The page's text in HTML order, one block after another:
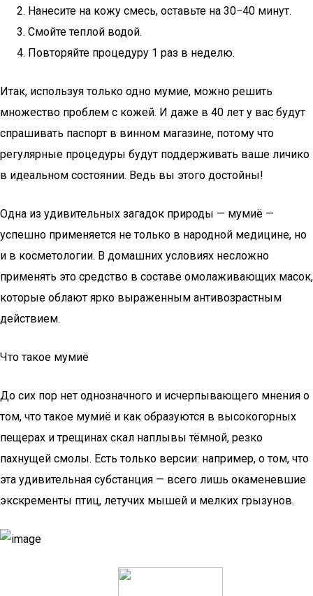
Нанесите на кожу смесь, оставьте на 30−40 минут.
Смойте теплой водой.
Повторяйте процедуру 1 раз в неделю.
Итак, используя только одно мумие, можно решить
множество проблем с кожей. И даже в 40 лет у вас будут
спрашивать паспорт в винном магазине, потому что
регулярные процедуры будут поддерживать ваше личико
в идеальном состоянии. Ведь вы этого достойны!
Одна из удивительных загадок природы — мумиё —
успешно применяется не только в народной медицине, но
и в косметологии. В домашних условиях несложно
применять это средство в составе омолаживающих масок,
которые облают ярко выраженным антивозрастным
действием.
Что такое мумиё
До сих пор нет однозначного и исчерпывающего мнения о
том, что такое мумиё и как образуются в высокогорных
пещерах и трещинах скал наплывы тёмной, резко
пахнущей смолы. Есть только версии: например, о том, что
эта удивительная субстанция — всего лишь окаменевшие
экскременты птиц, летучих мышей и мелких грызунов.